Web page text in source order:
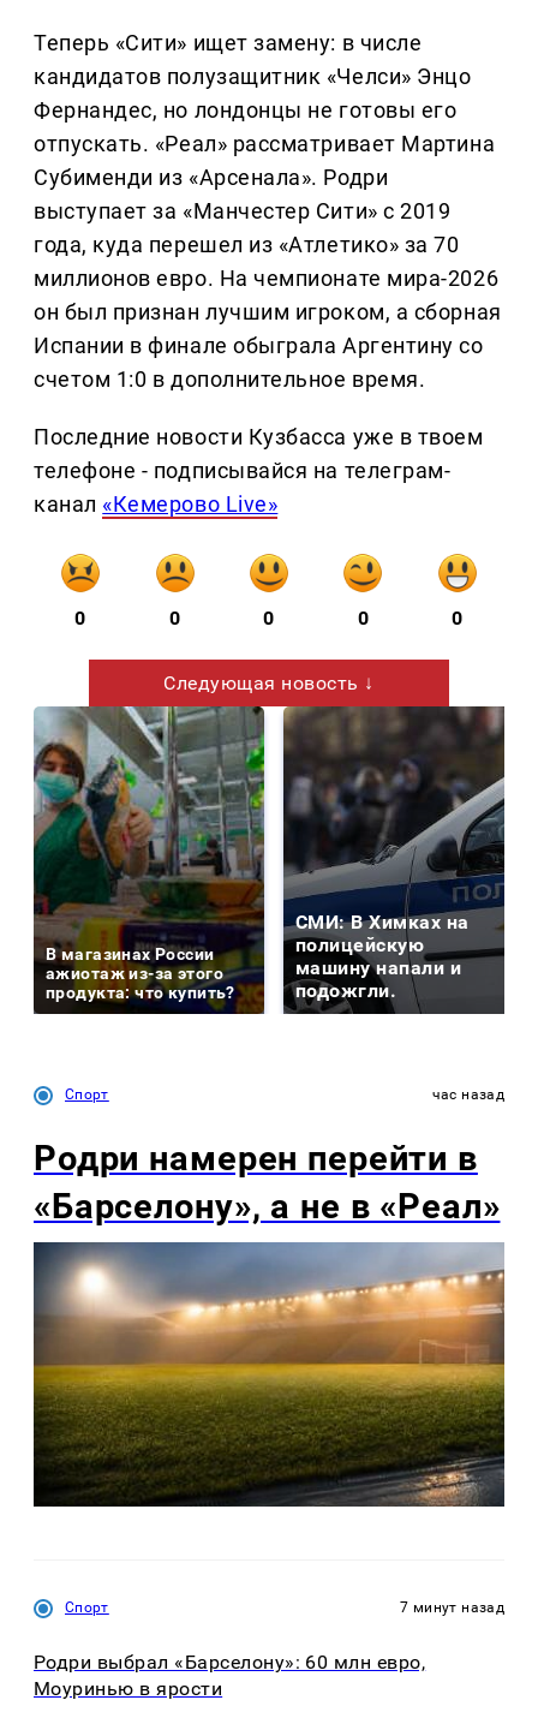
Теперь «Сити» ищет замену: в числе
кандидатов полузащитник «Челси» Энцо
Фернандес, но лондонцы не готовы его
отпускать. «Реал» рассматривает Мартина
Субименди из «Арсенала». Родри
выступает за «Манчестер Сити» с 2019
года, куда перешел из «Атлетико» за 70
миллионов евро. На чемпионате мира-2026
он был признан лучшим игроком, а сборная
Испании в финале обыграла Аргентину со
счетом 1:0 в дополнительное время.
Последние новости Кузбасса уже в твоем
телефоне - подписывайся на телеграм-
канал «Кемерово Live»
0 0 0 0 0
Следующая новость ↓
В магазинах России
ажиотаж из-за этого
продукта: что купить?
СМИ: В Химках на
полицейскую
машину напали и
подожгли.
Спорт час назад
Родри намерен перейти в
«Барселону», а не в «Реал»
Спорт 7 минут назад
Родри выбрал «Барселону»: 60 млн евро,
Моуринью в ярости